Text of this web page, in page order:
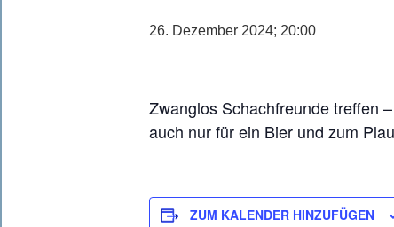
26. Dezember 2024; 20:00
Zwanglos Schachfreunde treffen
auch nur für ein Bier und zum
ZUM KALENDER HINZUFÜGEN